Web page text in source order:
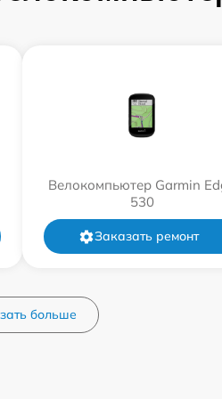
Велокомпьютер Garmin
530
Заказать ремонт
больше